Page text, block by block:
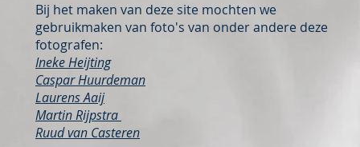
Bij het maken van deze site mochten we
gebruikmaken van foto's van onder andere deze
fotografen:
Ineke Heijting
Caspar Huurdeman
Laurens Aaij
Martin Rijpstra
Ruud van Casteren